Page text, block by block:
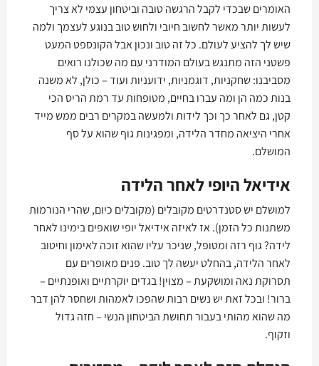
האומרים שבכדי לקבל הרגשה טובה וביטחון עצמי לא צריך
לעשות יותר מאשר לחשוב חיובי ולחוש טוב בנוגע לעצמך ולמה
שיש לך להציע לעולם. כל זה טוב ונכון אבל הקונספט המעט
פשטני הזה מתנגש בעולם המודרני עם מה שכולנו רואים
מסביבנו: שחקניות, דוגמניות, ידועניות ועוד – כולן, לא משנה
בנות כמה הן ומה עברו בחיים, מטופחות עד רמת הריס הכי
קטן, גם לאחר כך וכך לידות ולמעשה במקרים רבים ממש מייד
אחרי היציאה מחדר הלידה, ומפגינות גוף שהוא על סף
המושלם.
אידיאל היופי לאחר הלידה
למושלם יש סטנדרטים מקובלים (מקובלים כיום, שהרי הנורמות
משתנות כל הזמן). אז לאיזה אידיאל יופי שואפים בימינו לאחר
לידה? גוף רזה ומטופל, שניכר עליו שהוא זוכה לאימון וחיטוב
לאחר הלידה, בהחלט יעשה לך טוב. פנים מאופרים עם
תסרוקת נאה ומושקעת – מצוין! בגדים יוקרתיים ואופנתיים –
ברור! ובכל זאת יש נשים רבות שהפכו לאמהות ושחסר להן דבר
מה שהוא מהותי בעבור תחושת הביטחון הנשי – חזה גדול
וזקוף.